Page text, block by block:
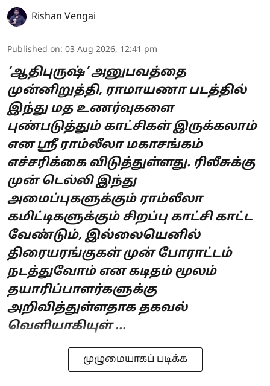
Rishan Vengai
Published on: 03 Aug 2026, 12:41 pm
‘ஆதிபுருஷ்’ அனுபவத்தை
முன்னிறுத்தி, ராமாயணா படத்தில்
இந்து மத உணர்வுகளை
புண்படுத்தும் காட்சிகள் இருக்கலாம்
என ஸ்ரீ ராம்லீலா மகாசங்கம்
எச்சரிக்கை விடுத்துள்ளது. ரிலீசுக்கு
முன் டெல்லி இந்து
அமைப்புகளுக்கும் ராம்லீலா
கமிட்டிகளுக்கும் சிறப்பு காட்சி காட்ட
வேண்டும், இல்லையெனில்
திரையரங்குகள் முன் போராட்டம்
நடத்துவோம் என கடிதம் மூலம்
தயாரிப்பாளர்களுக்கு
அறிவித்துள்ளதாக தகவல்
வெளியாகியுள் ...
முழுமையாகப் படிக்க